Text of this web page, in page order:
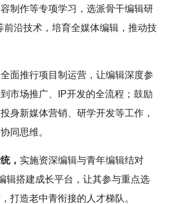
制作等专项学习，选派骨干编辑研
前沿技术，培育全媒体编辑，推动技
全面推行项目制运营，让编辑深度参
市场推广、IP开发的全流程；鼓励
身新媒体营销、研学开发等工作，
同思维。
， 实施资深编辑与青年编辑结对
辑搭建成长平台，让其参与重点选
打造老中青衔接的人才梯队。